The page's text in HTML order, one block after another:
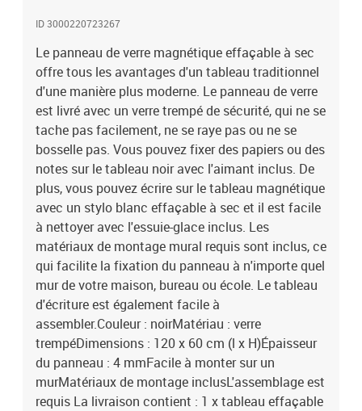
effaçable à sec1 x essuie-glace1 x stylo blanc4 x aimant
ID 3000220723267
Le panneau de verre magnétique effaçable à sec
offre tous les avantages d'un tableau traditionnel
d'une manière plus moderne. Le panneau de verre
est livré avec un verre trempé de sécurité, qui ne se
tache pas facilement, ne se raye pas ou ne se
bosselle pas. Vous pouvez fixer des papiers ou des
notes sur le tableau noir avec l'aimant inclus. De
plus, vous pouvez écrire sur le tableau magnétique
avec un stylo blanc effaçable à sec et il est facile
à nettoyer avec l'essuie-glace inclus. Les
matériaux de montage mural requis sont inclus, ce
qui facilite la fixation du panneau à n'importe quel
mur de votre maison, bureau ou école. Le tableau
d'écriture est également facile à
assembler.Couleur : noirMatériau : verre
trempéDimensions : 120 x 60 cm (l x H)Épaisseur
du panneau : 4 mmFacile à monter sur un
murMatériaux de montage inclusL'assemblage est
requis La livraison contient : 1 x tableau effaçable